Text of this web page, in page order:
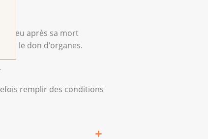
peu après sa mort
le don d'organes.
remplir des conditions